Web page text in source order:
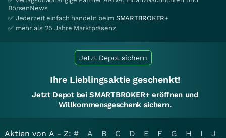
BörsenNews
✅ Jederzeit einfach handeln beim SMARTBROKER+
✅ mehr als 25 Jahre Marktpräsenz
Jetzt Depot sichern
Ihre Lieblingsaktie geschenkt!
Jetzt Depot bei SMARTBROKER+ eröffnen und
Willkommensgeschenk sichern.
Aktien von A - Z: # A B C D E F G H I
J